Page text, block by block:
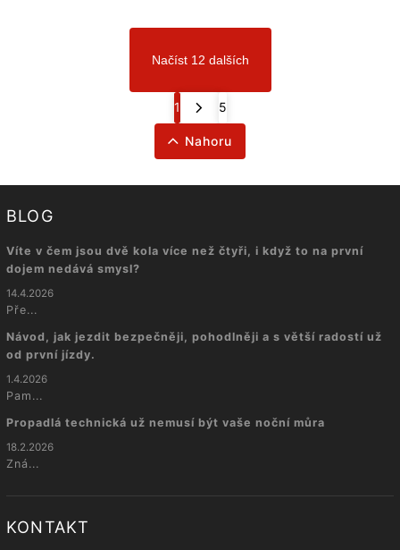
Načíst 12 dalších
1 5
Nahoru
BLOG
Víte v čem jsou dvě kola více než čtyři, i když to na první
dojem nedává smysl?
14.4.2026
Pře...
Návod, jak jezdit bezpečněji, pohodlněji a s větší radostí už
od první jízdy.
1.4.2026
Pam...
Propadlá technická už nemusí být vaše noční můra
18.2.2026
Zná...
KONTAKT